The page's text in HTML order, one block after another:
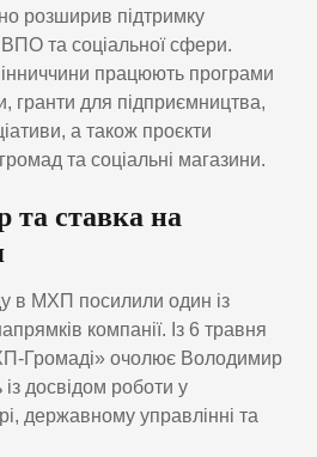
розширив підтримку
ВПО та соціальної сфери.
працюють програми
гранти для підприємництва,
а також проєкти
та соціальні магазини.
та ставка на
в МХП посилили один із
компанії. Із 6 травня
Громаді» очолює Володимир
досвідом роботи у
державному управлінні та